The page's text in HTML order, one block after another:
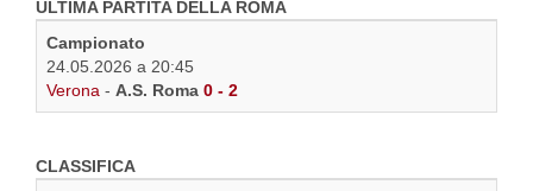
ULTIMA PARTITA DELLA ROMA
Campionato
24.05.2026 a 20:45
Verona - A.S. Roma 0 - 2
CLASSIFICA